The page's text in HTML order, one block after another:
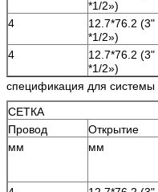
*1/2»)
4
12.7*76.2 (3"
*1/2»)
4
12.7*76.2 (3"
*1/2»)
спецификация для системы
СЕТКА
Провод
Открытие
мм
мм